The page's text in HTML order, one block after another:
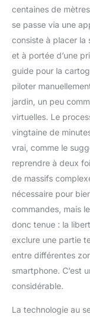
centaines de
se passe via une
consiste à placer la
et à portée d’une
guide pour la
piloter
jardin, un peu
virtuelles. Le
vingtaine de
vrai, comme le
reprendre à deux
de massifs
nécessaire pour
commandes, mais
donc tenue : la
exclure une partie
entre différentes
smartphone. C’est
considérable.
La technologie au